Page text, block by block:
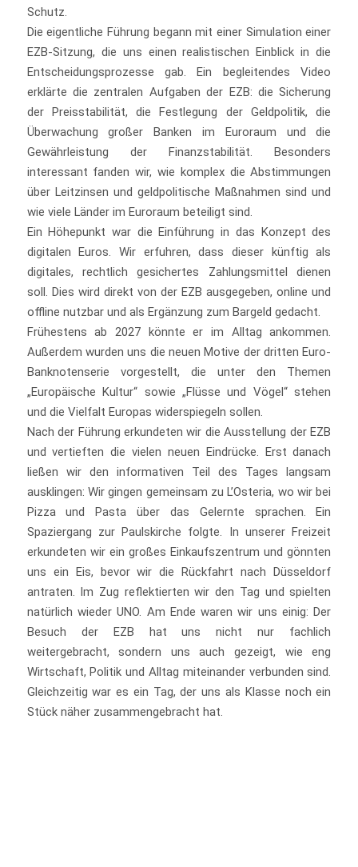
Schutz.
Die eigentliche Führung begann mit einer Simulation einer
EZB-Sitzung, die uns einen realistischen Einblick in die
Entscheidungsprozesse gab. Ein begleitendes Video
erklärte die zentralen Aufgaben der EZB: die Sicherung
der Preisstabilität, die Festlegung der Geldpolitik, die
Überwachung großer Banken im Euroraum und die
Gewährleistung der Finanzstabilität. Besonders
interessant fanden wir, wie komplex die Abstimmungen
über Leitzinsen und geldpolitische Maßnahmen sind und
wie viele Länder im Euroraum beteiligt sind.
Ein Höhepunkt war die Einführung in das Konzept des
digitalen Euros. Wir erfuhren, dass dieser künftig als
digitales, rechtlich gesichertes Zahlungsmittel dienen
soll. Dies wird direkt von der EZB ausgegeben, online und
offline nutzbar und als Ergänzung zum Bargeld gedacht.
Frühestens ab 2027 könnte er im Alltag ankommen.
Außerdem wurden uns die neuen Motive der dritten Euro-
Banknotenserie vorgestellt, die unter den Themen
„Europäische Kultur“ sowie „Flüsse und Vögel“ stehen
und die Vielfalt Europas widerspiegeln sollen.
Nach der Führung erkundeten wir die Ausstellung der EZB
und vertieften die vielen neuen Eindrücke. Erst danach
ließen wir den informativen Teil des Tages langsam
ausklingen: Wir gingen gemeinsam zu L’Osteria, wo wir bei
Pizza und Pasta über das Gelernte sprachen. Ein
Spaziergang zur Paulskirche folgte. In unserer Freizeit
erkundeten wir ein großes Einkaufszentrum und gönnten
uns ein Eis, bevor wir die Rückfahrt nach Düsseldorf
antraten. Im Zug reflektierten wir den Tag und spielten
natürlich wieder UNO. Am Ende waren wir uns einig: Der
Besuch der EZB hat uns nicht nur fachlich
weitergebracht, sondern uns auch gezeigt, wie eng
Wirtschaft, Politik und Alltag miteinander verbunden sind.
Gleichzeitig war es ein Tag, der uns als Klasse noch ein
Stück näher zusammengebracht hat.